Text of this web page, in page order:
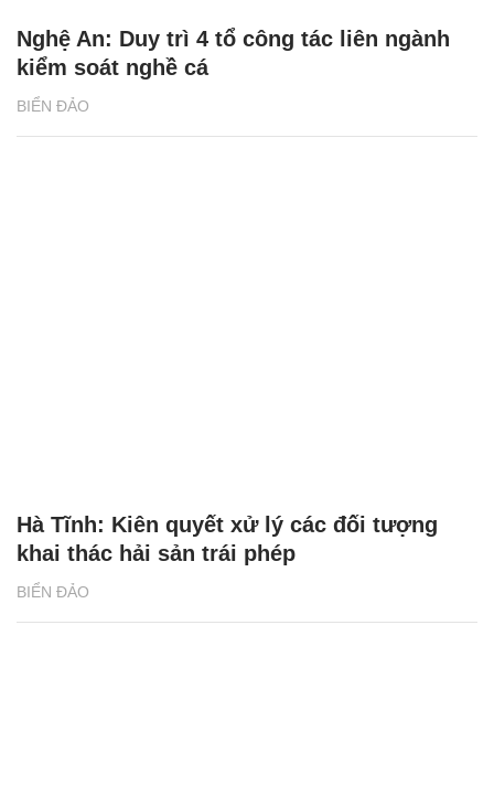
BIỂN ĐẢO
Nghệ An: Duy trì 4 tổ công tác liên ngành
kiểm soát nghề cá
BIỂN ĐẢO
Hà Tĩnh: Kiên quyết xử lý các đối tượng
khai thác hải sản trái phép